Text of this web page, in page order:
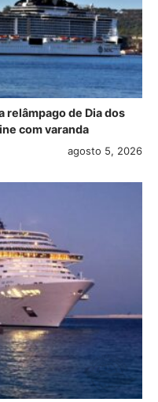
relâmpago de Dia dos
com varanda
agosto 5, 2026